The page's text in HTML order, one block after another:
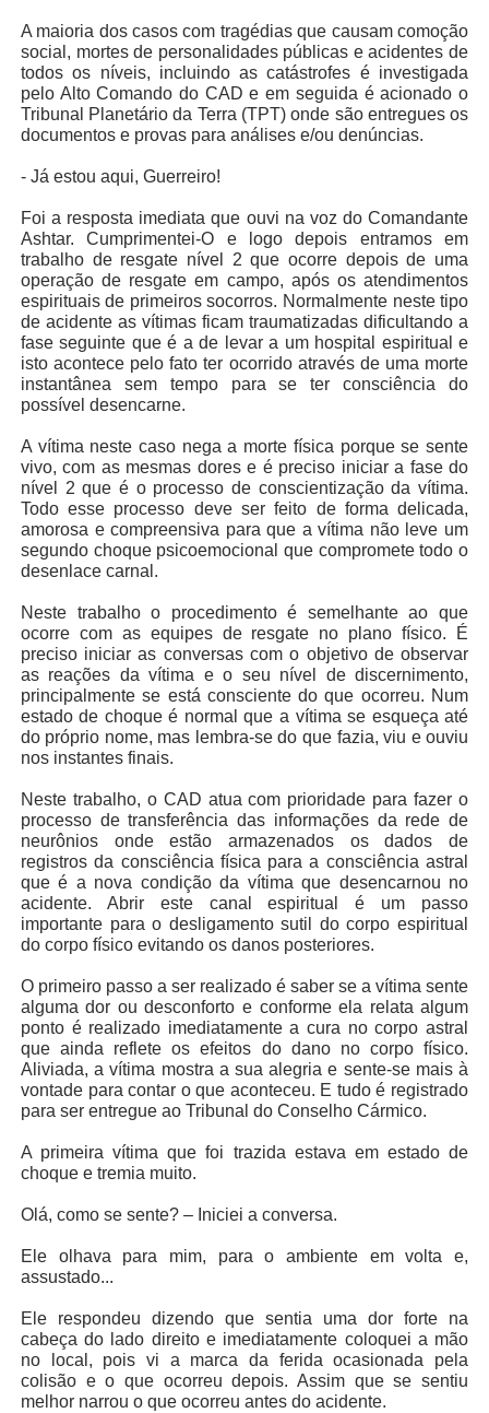
A maioria dos casos com tragédias que causam comoção
social, mortes de personalidades públicas e acidentes de
todos os níveis, incluindo as catástrofes é investigada
pelo Alto Comando do CAD e em seguida é acionado o
Tribunal Planetário da Terra (TPT) onde são entregues os
documentos e provas para análises e/ou denúncias.
- Já estou aqui, Guerreiro!
Foi a resposta imediata que ouvi na voz do Comandante
Ashtar. Cumprimentei-O e logo depois entramos em
trabalho de resgate nível 2 que ocorre depois de uma
operação de resgate em campo, após os atendimentos
espirituais de primeiros socorros. Normalmente neste tipo
de acidente as vítimas ficam traumatizadas dificultando a
fase seguinte que é a de levar a um hospital espiritual e
isto acontece pelo fato ter ocorrido através de uma morte
instantânea sem tempo para se ter consciência do
possível desencarne.
A vítima neste caso nega a morte física porque se sente
vivo, com as mesmas dores e é preciso iniciar a fase do
nível 2 que é o processo de conscientização da vítima.
Todo esse processo deve ser feito de forma delicada,
amorosa e compreensiva para que a vítima não leve um
segundo choque psicoemocional que compromete todo o
desenlace carnal.
Neste trabalho o procedimento é semelhante ao que
ocorre com as equipes de resgate no plano físico. É
preciso iniciar as conversas com o objetivo de observar
as reações da vítima e o seu nível de discernimento,
principalmente se está consciente do que ocorreu. Num
estado de choque é normal que a vítima se esqueça até
do próprio nome, mas lembra-se do que fazia, viu e ouviu
nos instantes finais.
Neste trabalho, o CAD atua com prioridade para fazer o
processo de transferência das informações da rede de
neurônios onde estão armazenados os dados de
registros da consciência física para a consciência astral
que é a nova condição da vítima que desencarnou no
acidente. Abrir este canal espiritual é um passo
importante para o desligamento sutil do corpo espiritual
do corpo físico evitando os danos posteriores.
O primeiro passo a ser realizado é saber se a vítima sente
alguma dor ou desconforto e conforme ela relata algum
ponto é realizado imediatamente a cura no corpo astral
que ainda reflete os efeitos do dano no corpo físico.
Aliviada, a vítima mostra a sua alegria e sente-se mais à
vontade para contar o que aconteceu. E tudo é registrado
para ser entregue ao Tribunal do Conselho Cármico.
A primeira vítima que foi trazida estava em estado de
choque e tremia muito.
Olá, como se sente? – Iniciei a conversa.
Ele olhava para mim, para o ambiente em volta e,
assustado...
Ele respondeu dizendo que sentia uma dor forte na
cabeça do lado direito e imediatamente coloquei a mão
no local, pois vi a marca da ferida ocasionada pela
colisão e o que ocorreu depois. Assim que se sentiu
melhor narrou o que ocorreu antes do acidente.